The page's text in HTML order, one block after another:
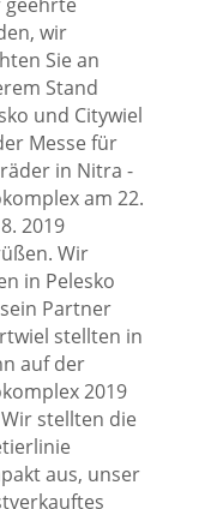
wir
Sie an
Stand
und Citywiel
Messe für
in Nitra -
am 22.
2019
Wir
in Pelesko
Partner
stellten in
auf der
2019
stellten die
aus, unser